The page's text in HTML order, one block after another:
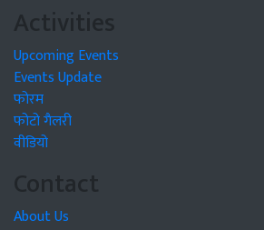
Activities
Upcoming Events
Events Update
फोरम
फोटो गैलरी
वीडियो
Contact
About Us